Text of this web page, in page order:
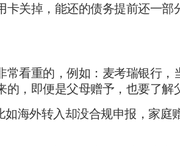
卡关掉，能还的债务提前还一
常看重的，例如：麦考瑞银行
，即便是父母赠予，也要了解
如海外转入却没合规申报，家